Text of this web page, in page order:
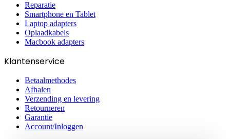
Reparatie
Smartphone en Tablet
Laptop adapters
Oplaadkabels
Macbook adapters
Klantenservice
Betaalmethodes
Afhalen
Verzending en levering
Retourneren
Garantie
Account/Inloggen